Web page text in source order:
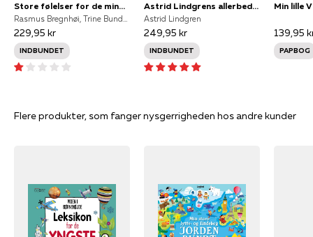
Store følelser for de mindste
Rasmus Bregnhøi, Trine Bundsgaard, Mikkel Sommer Christensen, Kirsten Sonne Harild, Charlotte Pardi, Glenn Ringtved, StineStregen, Inger Tobiasen, Marianne Verge, Alberte Winding, StineStregen NULL
229,95 kr
INDBUNDET
Astrid Lindgrens allerbedste historier
Astrid Lindgren
249,95 kr
INDBUNDET
Min lille
139,95
PAPBOG
Flere produkter, som fanger nysgerrigheden hos andre kunder